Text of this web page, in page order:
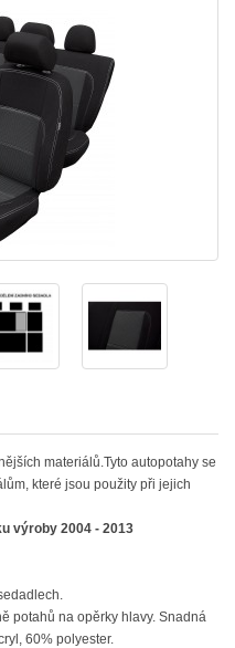
materiálů.Tyto autopotahy se
které jsou použity při jejich
výroby 2004 - 2013
potahů na opěrky hlavy. Snadná
60% polyester.